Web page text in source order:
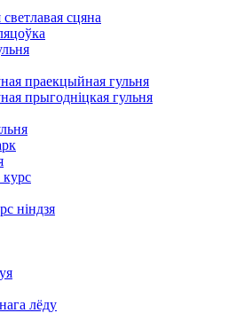
сцяна
праекцыйная гульня
прыгодніцкая гульня
ніндзя
лёду